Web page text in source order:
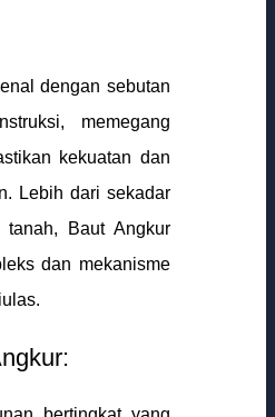
dengan sebutan
memegang
kekuatan dan
Lebih dari sekadar
Baut Angkur
dan mekanisme